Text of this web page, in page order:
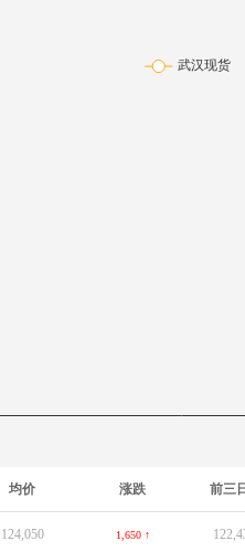
均价 涨跌 前三
124,050 1,650 ↑